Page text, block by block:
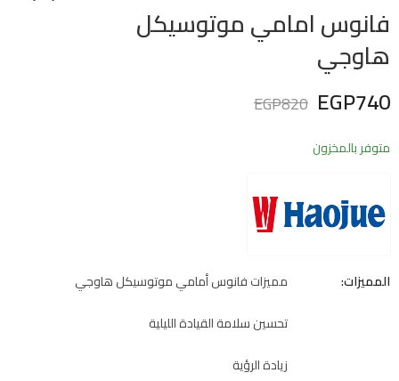
فانوس امامي موتوسيكل
هاوجي
EGP740
EGP820
متوفر بالمخزون
المميزات:
مميزات فانوس أمامي موتوسيكل هاوجي
تحسين سلامة القيادة الليلية
زيادة الرؤية